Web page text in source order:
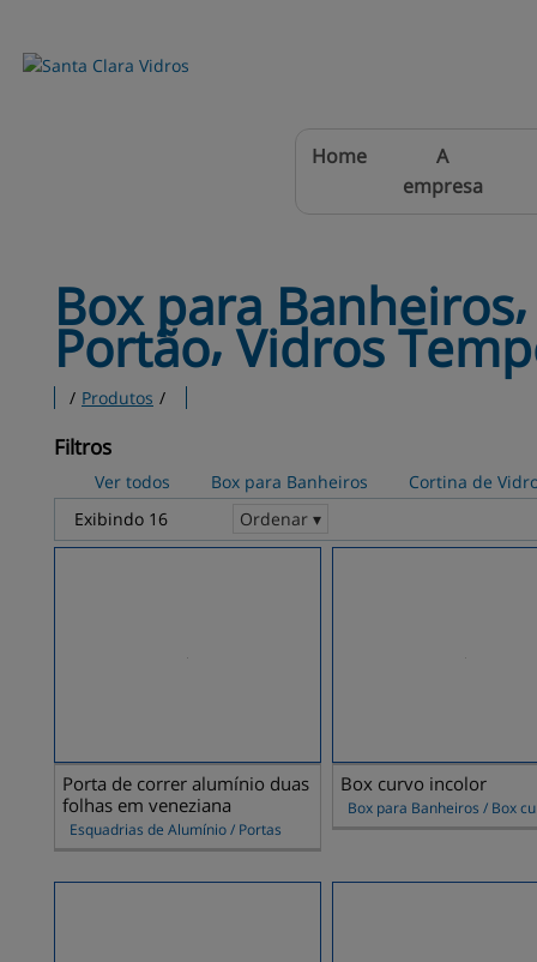
Home
A
empresa
Box para
Portão⸴ Vidros
/ Produtos /
Filtros
Ver todos Box para Banheiros
Cortina de
Exibindo 16
Ordenar ▾
Porta de correr alumínio duas
folhas em veneziana
Esquadrias de Alumínio / Portas
Box curvo incolor
Box para Banheiros / Box